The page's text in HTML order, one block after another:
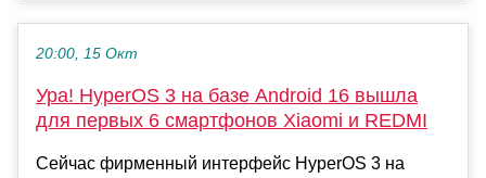
20:00, 15 Окт
Ура! HyperOS 3 на базе Android 16 вышла
для первых 6 смартфонов Xiaomi и REDMI
Сейчас фирменный интерфейс HyperOS 3 на